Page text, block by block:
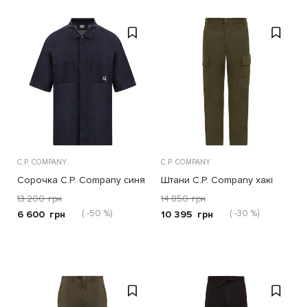
C.P. COMPANY
Сорочка C.P. Company синя
13 200 грн
6 600 грн ( -50 %)
C.P. COMPANY
Штани C.P. Company хакі
14 850 грн
10 395 грн ( -30 %)